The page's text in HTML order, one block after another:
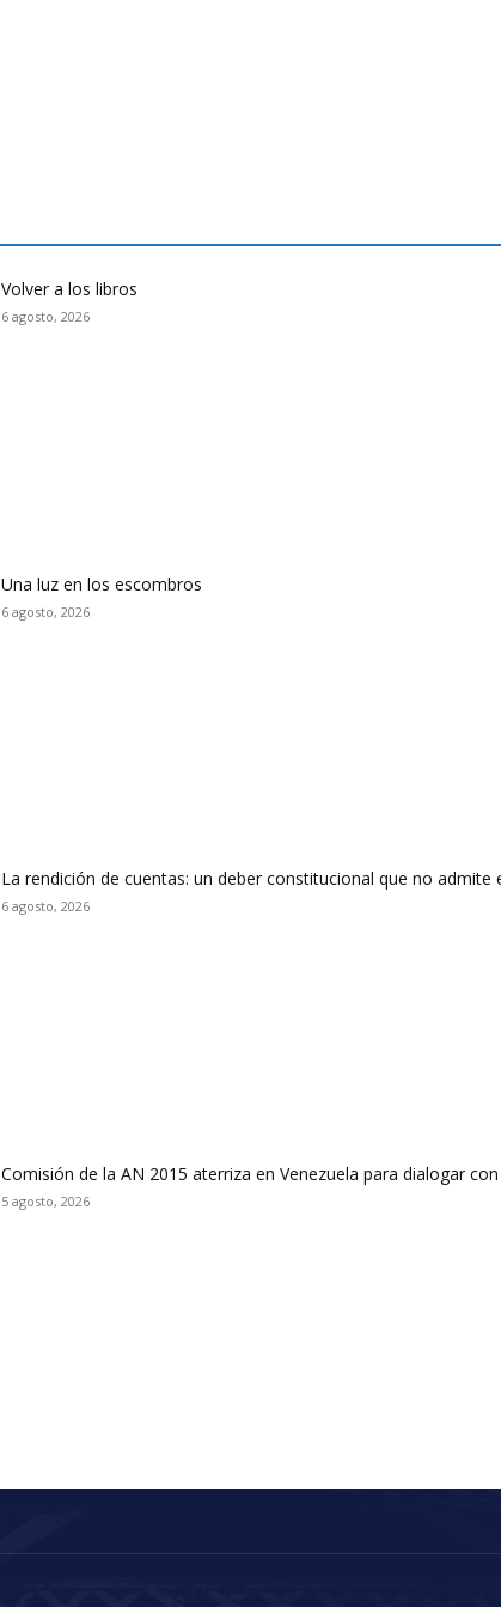
Volver a los libros
6 agosto, 2026
Una luz en los escombros
6 agosto, 2026
La rendición de cuentas: un deber constitucional que no admite
6 agosto, 2026
Comisión de la AN 2015 aterriza en Venezuela para dialogar
5 agosto, 2026